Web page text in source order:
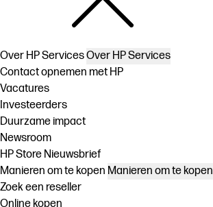
Over HP ServicesOver HP Services
Contact opnemen met HP
Vacatures
Investeerders
Duurzame impact
Newsroom
HP Store Nieuwsbrief
Manieren om te kopen Manieren om te kopen
Zoek een reseller
Online kopen